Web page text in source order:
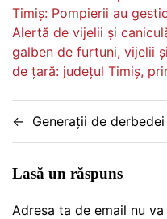
Timiș: Pompierii au
Alertă de vijelii și
galben de furtuni, vijelii
de țară: județul Timiș,
Navigare
în
articole
Generații de derbedei
Lasă un răspuns
Adresa ta de email nu